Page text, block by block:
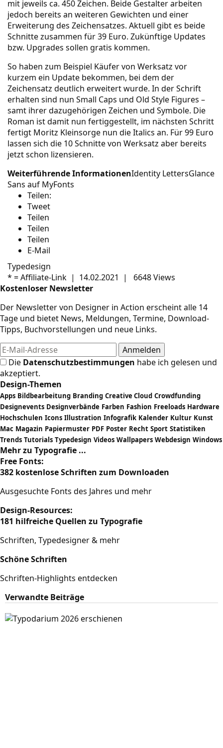
mit jeweils ca. 450 Zeichen. Beide Gestalter arbeiten
jedoch bereits an weiteren Gewichten und einer
Erweiterung des Zeichensatzes. Aktuell gibt es beide
Schnitte zusammen für 39 Euro. Zukünftige Updates
bzw. Upgrades sollen gratis kommen.
So haben zum Beispiel Käufer von Werksatz vor
kurzem ein Update bekommen, bei dem der
Zeichensatz deutlich erweitert wurde. In der Schrift
erhalten sind nun Small Caps und Old Style Figures –
samt ihrer dazugehörigen Zeichen und Symbole. Die
Roman ist damit nun fertiggestellt, im nächsten Schritt
fertigt Moritz Kleinsorge nun die Italics an. Für 99 Euro
lassen sich die 10 Schnitte von Werksatz aber bereits
jetzt schon lizensieren.
Weiterführende InformationenIdentity LettersGlance
Sans auf MyFonts
Teilen:
Tweet
Teilen
Teilen
Teilen
E-Mail
Typedesign
* =Affiliate-Link | 14.02.2021 |
6648 Views
Kostenloser Newsletter
Der Newsletter von Designer in Action erscheint alle 14
Tage und bietet News, Meldungen, Termine, Download-
Tipps, Buchvorstellungen und neue Links.
Die Datenschutzbestimmungen habe ich gelesen und
akzeptiert.
Design-Themen
Apps Bildbearbeitung Branding Creative Cloud Crowdfunding
Designevents Designverbände Farben Fashion Freeloads Hardware
Hochschulen Icons Illustration Infografik Kalender Kultur Kunst
Mac Magazin Papiermuster PDF Poster Recht Sport Statistiken
Trends Tutorials Typedesign Videos Wallpapers Webdesign Windows
Mehr zu Typografie ...
Free Fonts:
382 kostenlose Schriften zum Downloaden
Ausgesuchte Fonts des Jahres und mehr
Design-Resources:
181 hilfreiche Quellen zu Typografie
Schriften, Typedesigner & mehr
Schöne Schriften
Schriften-Highlights entdecken
Verwandte Beiträge